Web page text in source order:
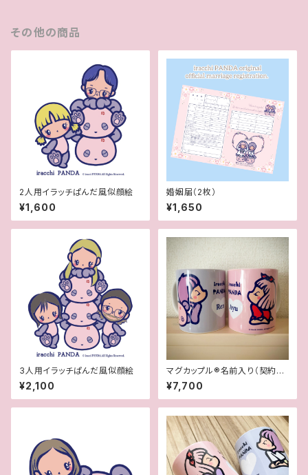
その他の商品
2人用イラッチぱんだ風似顔絵
¥1,600
婚姻届（2枚）
¥1,650
3人用イラッチぱんだ風似顔絵
¥2,100
マグカップル®︎名前入り（契約書
付き世界に一つオリジナルペア
マグカップ）
¥7,700